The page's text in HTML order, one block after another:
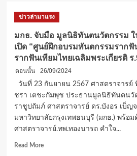
ข่าวล่ามาแรง
มกธ. จับมือ มูลนิธิทันตนวัตกรรม
เปิด “ศูนย์ฝึกอบรมทันตกรรมราก
รากฟันเทียมไทยเฉลิมพระเกียรติ ร
ตอนนั้น
26/09/2024
วันที่ 23 กันยายน 2567 ศาสตราจารย์
ชรา เตชะกัมพุช ประธานมูลนิธิทันตนวั
ราชูปถัมภ์ ศาสตราจารย์ ดร.บังอร เบ็ญ
มหาวิทยาลัยกรุงเทพธนบุรี (มกธ.) พร้อม
ศาสตราจารย์.ทพ.ทองนารถ คำใจ...
Read MoreRead